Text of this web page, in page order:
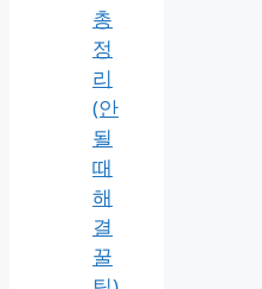
정
2가
지
방
법
및
주
의
사
항